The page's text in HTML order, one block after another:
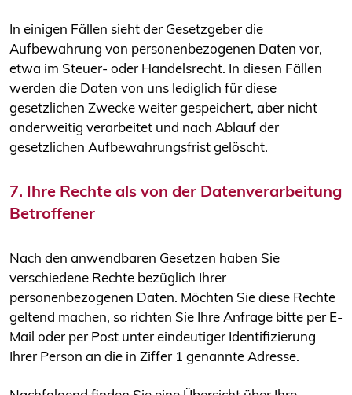
In einigen Fällen sieht der Gesetzgeber die
Aufbewahrung von personenbezogenen Daten vor,
etwa im Steuer- oder Handelsrecht. In diesen Fällen
werden die Daten von uns lediglich für diese
gesetzlichen Zwecke weiter gespeichert, aber nicht
anderweitig verarbeitet und nach Ablauf der
gesetzlichen Aufbewahrungsfrist gelöscht.
7. Ihre Rechte als von der Datenverarbeitung
Betroffener
Nach den anwendbaren Gesetzen haben Sie
verschiedene Rechte bezüglich Ihrer
personenbezogenen Daten. Möchten Sie diese Rechte
geltend machen, so richten Sie Ihre Anfrage bitte per E-
Mail oder per Post unter eindeutiger Identifizierung
Ihrer Person an die in Ziffer 1 genannte Adresse.